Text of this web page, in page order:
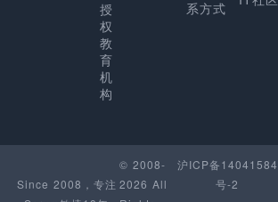
授
权
教
育
机
构
系方式
Since 2008，专注
© 2008-
2026 All
沪ICP备14041584
号-2